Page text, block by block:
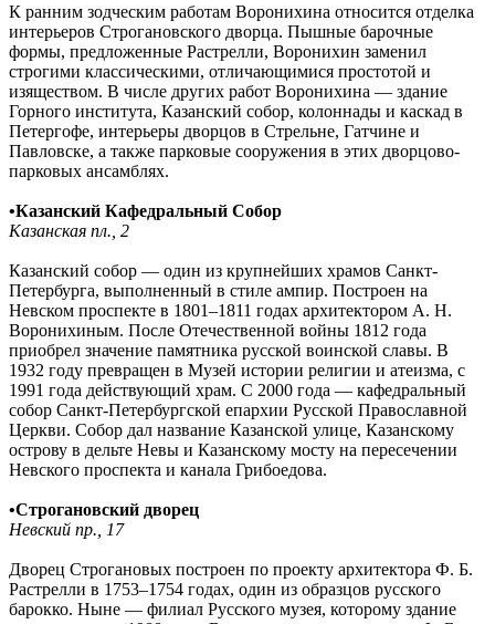
К ранним зодческим работам Воронихина относится отделка
интерьеров Строгановского дворца. Пышные барочные
формы, предложенные Растрелли, Воронихин заменил
строгими классическими, отличающимися простотой и
изяществом. В числе других работ Воронихина — здание
Горного института, Казанский собор, колоннады и каскад в
Петергофе, интерьеры дворцов в Стрельне, Гатчине и
Павловске, а также парковые сооружения в этих дворцово-
парковых ансамблях.
•Казанский Кафедральный Собор
Казанская пл., 2
Казанский собор — один из крупнейших храмов Санкт-
Петербурга, выполненный в стиле ампир. Построен на
Невском проспекте в 1801–1811 годах архитектором А. Н.
Воронихиным. После Отечественной войны 1812 года
приобрел значение памятника русской воинской славы. В
1932 году превращен в Музей истории религии и атеизма, с
1991 года действующий храм. С 2000 года — кафедральный
собор Санкт-Петербургской епархии Русской Православной
Церкви. Собор дал название Казанской улице, Казанскому
острову в дельте Невы и Казанскому мосту на пересечении
Невского проспекта и канала Грибоедова.
•Строгановский дворец
Невский пр., 17
Дворец Строгановых построен по проекту архитектора Ф. Б.
Растрелли в 1753–1754 годах, один из образцов русского
барокко. Ныне — филиал Русского музея, которому здание